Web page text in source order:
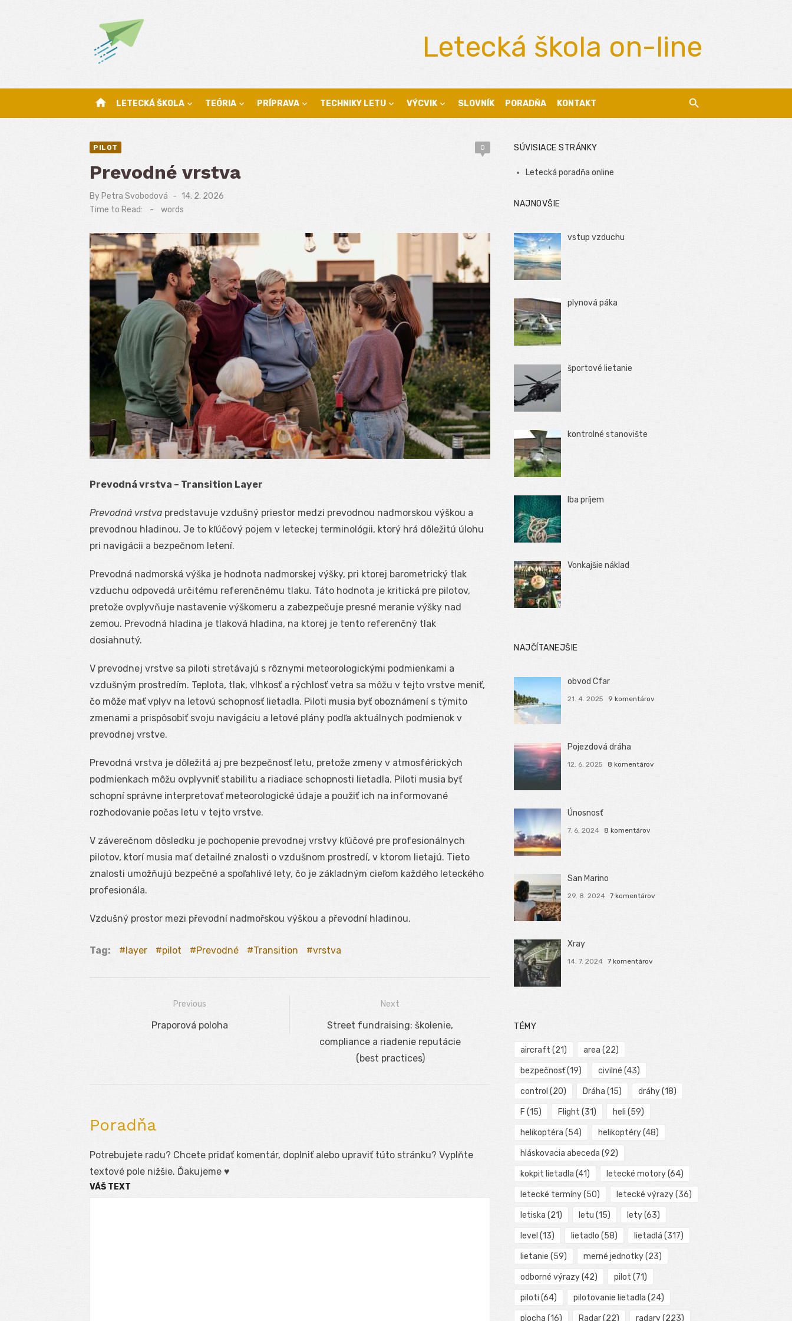
Letecká škola on-line
home LETECKÁ ŠKOLA TEÓRIA PRÍPRAVA TECHNIKY LETU VÝCVIK SLOVNÍK PORADŇA KONTAKT
PILOT 0
Prevodné vrstva
By Petra Svobodová
Posted
on
14. 2. 2026
Time to Read:
- words
Prevodná vrstva – Transition Layer
Prevodná vrstva predstavuje vzdušný priestor medzi prevodnou nadmorskou výškou a
prevodnou hladinou. Je to kľúčový pojem v leteckej terminológii, ktorý hrá dôležitú úlohu
pri navigácii a bezpečnom letení.
Prevodná nadmorská výška je hodnota nadmorskej výšky, pri ktorej barometrický tlak
vzduchu odpovedá určitému referenčnému tlaku. Táto hodnota je kritická pre pilotov,
pretože ovplyvňuje nastavenie výškomeru a zabezpečuje presné meranie výšky nad
zemou. Prevodná hladina je tlaková hladina, na ktorej je tento referenčný tlak
dosiahnutý.
V prevodnej vrstve sa piloti stretávajú s rôznymi meteorologickými podmienkami a
vzdušným prostredím. Teplota, tlak, vlhkosť a rýchlosť vetra sa môžu v tejto vrstve meniť,
čo môže mať vplyv na letovú schopnosť lietadla. Piloti musia byť oboznámení s týmito
zmenami a prispôsobiť svoju navigáciu a letové plány podľa aktuálnych podmienok v
prevodnej vrstve.
Prevodná vrstva je dôležitá aj pre bezpečnosť letu, pretože zmeny v atmosférických
podmienkach môžu ovplyvniť stabilitu a riadiace schopnosti lietadla. Piloti musia byť
schopní správne interpretovať meteorologické údaje a použiť ich na informované
rozhodovanie počas letu v tejto vrstve.
V záverečnom dôsledku je pochopenie prevodnej vrstvy kľúčové pre profesionálnych
pilotov, ktorí musia mať detailné znalosti o vzdušnom prostredí, v ktorom lietajú. Tieto
znalosti umožňujú bezpečné a spoľahlivé lety, čo je základným cieľom každého leteckého
profesionála.
Vzdušný prostor mezi převodní nadmořskou výškou a převodní hladinou.
Tag: layer pilot Prevodné Transition vrstva
Navigácia
Previous
Previous
Praporová poloha
Next
Next
post:
Street fundraising: školenie,
compliance a riadenie reputácie
(best practices)
Poradňa
Potrebujete radu? Chcete pridať komentár, doplniť alebo upraviť túto stránku? Vyplňte
textové pole nižšie. Ďakujeme ♥
VÁŠ TEXT
SÚVISIACE STRÁNKY
Letecká poradňa online
NAJNOVŠIE
vstup vzduchu
plynová páka
športové lietanie
kontrolné stanovište
Iba príjem
Vonkajšie náklad
NAJČÍTANEJŠIE
obvod Cfar
21. 4. 2025 9 komentárov
Pojezdová dráha
12. 6. 2025 8 komentárov
Únosnosť
7. 6. 2024 8 komentárov
San Marino
29. 8. 2024 7 komentárov
Xray
14. 7. 2024 7 komentárov
TÉMY
aircraft (21) area (22)
bezpečnosť(19) civilné (43)
control (20) Dráha (15) dráhy(18)
F (15) Flight (31) heli (59)
helikoptéra (54) helikoptéry(48)
hláskovacia abeceda (92)
kokpit lietadla (41) letecké motory(64)
letecké termíny(50) letecké výrazy(36)
letiska (21) letu (15) lety(63)
level (13) lietadlo (58) lietadlá (317)
lietanie (59) merné jednotky(23)
odborné výrazy(42) pilot (71)
piloti (64) pilotovanie lietadla (24)
plocha (16) Radar(22) radary(223)